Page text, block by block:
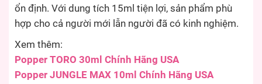
ổn định. Với dung tích 15ml tiện lợi, sản phẩm phù
hợp cho cả người mới lẫn người đã có kinh nghiệm.
Xem thêm:
Popper TORO 30ml Chính Hãng USA
Popper JUNGLE MAX 10ml Chính Hãng USA